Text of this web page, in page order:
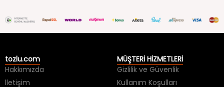
Hakkımızda
İletişim
Kargo Takip
Gizlilik ve Güvenlik
Kullanım Koşulları
Sıkça Sorulan Sorular